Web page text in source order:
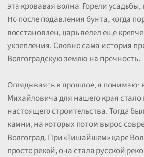
эта кровавая волна. Горели
Но после подавления бунта, когда
восстановлен, царь велел еще
укрепления. Словно сама история
Волгоградскую землю на прочность.
Оглядываясь в прошлое, я понимаю:
Михайловича для нашего края стало
настоящего строительства. Тогда
камни, на которых потом вырос
Волгоград. При «Тишайшем» царе
просто рекой, она стала русской